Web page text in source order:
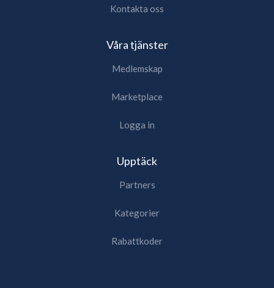
Kontakta oss
Våra tjänster
Medlemskap
Marketplace
Logga in
Upptäck
Partners
Kategorier
Rabattkoder